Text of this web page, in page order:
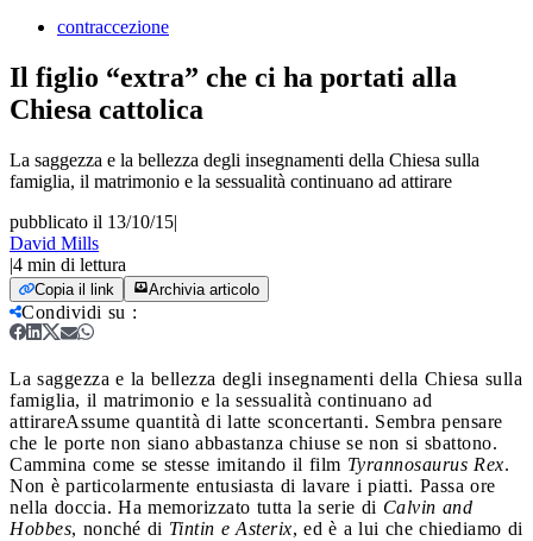
contraccezione
Il figlio “extra” che ci ha portati alla
Chiesa cattolica
La saggezza e la bellezza degli insegnamenti della Chiesa sulla
famiglia, il matrimonio e la sessualità continuano ad attirare
pubblicato il 13/10/15|
David Mills
|4 min di lettura
Copia il link Archivia articolo
Condividi su :
La saggezza e la bellezza degli insegnamenti della Chiesa sulla
famiglia, il matrimonio e la sessualità continuano ad
attirareAssume quantità di latte sconcertanti. Sembra pensare
che le porte non siano abbastanza chiuse se non si sbattono.
Cammina come se stesse imitando il film Tyrannosaurus Rex.
Non è particolarmente entusiasta di lavare i piatti. Passa ore
nella doccia. Ha memorizzato tutta la serie di Calvin and
Hobbes, nonché di Tintin e Asterix, ed è a lui che chiediamo di